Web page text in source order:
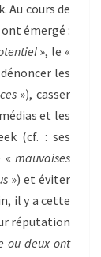
Au cours de
émergé :
», le «
les
»), casser
et les
(cf. : ses
« mauvaises
») et éviter
il y a cette
réputation
ou deux ont